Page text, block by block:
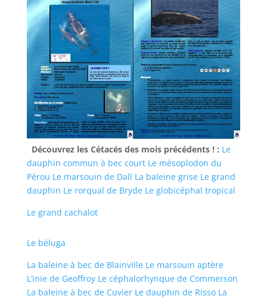
Découvrez les Cétacés des mois précédents ! : Le
dauphin commun à bec court Le mésoplodon du
Pérou Le marsouin de Dall La baleine grise Le grand
dauphin Le rorqual de Bryde Le globicéphal tropical
Le grand cachalot
Le béluga
La baleine à bec de Blainville Le marsouin aptère
L’inie de Geoffroy Le céphalorhynque de Commerson
La baleine à bec de Cuvier Le dauphin de Risso La